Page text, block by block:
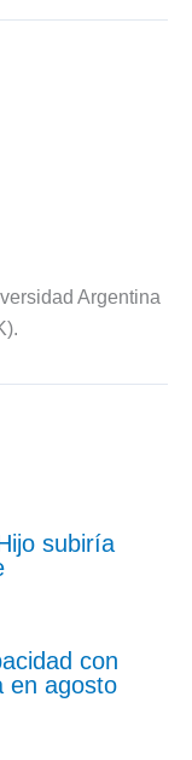
Argentina
subiría
con
en agosto